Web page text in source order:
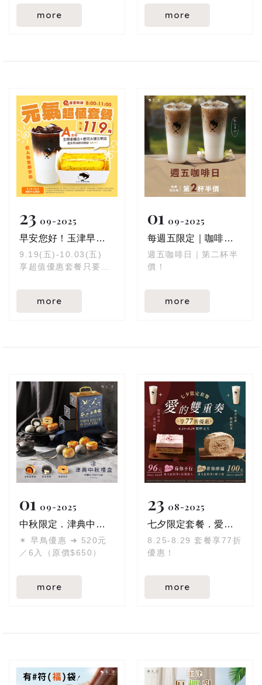
more
確認數量 ✅
more
23 09 2025
早安您好！玉津早餐優惠來啦！
9.19(五)-10.03(五)
享超值優惠套餐只要
more
01 09 2025
每週五限定｜咖啡第二杯半價
週五咖啡日｜第二杯半
價！
more
01 09 2025
中秋限定．津典中秋禮盒登場！
✶ 早鳥優惠 ➜ 520元
／6入（原價$650）
more
23 08 2025
七夕限定套餐．愛的雙重奏
8.25-8.29 套餐享77折
優惠！
more